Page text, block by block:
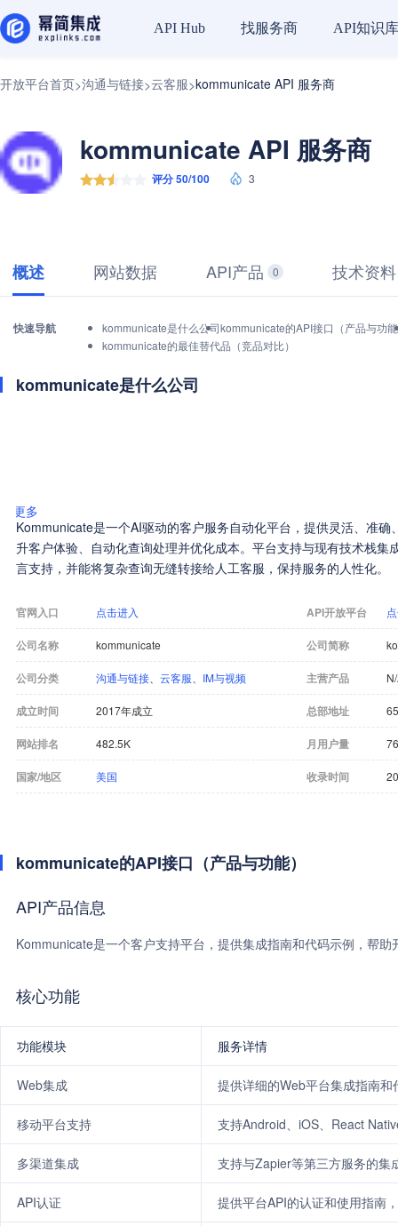
API Hub 找服务商 API知识库
开放平台首页>沟通与链接>云客服>kommunicate API 服务商
kommunicate API 服务商
评分 50/100 3
概述 网站数据 API产品 0 技术资料
快速导航 kommunicate是什么公司kommunicate的API接口（产品与功
kommunicate的最佳替代品（竞品对比）
kommunicate是什么公司
更多
Kommunicate是一个AI驱动的客户服务自动化平台，提供灵活、准
升客户体验、自动化查询处理并优化成本。平台支持与现有技术栈集
言支持，并能将复杂查询无缝转接给人工客服，保持服务的人性化。
官网入口 点击进入 API开放平台
公司名称 kommunicate 公司简称
公司分类 沟通与链接 云客服 IM与视频 主营产品
成立时间 2017年成立 总部地址
网站排名 482.5K 月用户量
国家/地区 美国 收录时间
kommunicate的API接口（产品与功能）
API产品信息
Kommunicate是一个客户支持平台，提供集成指南和代码示例，帮
核心功能
功能模块 服务详情
Web集成 提供详细的Web平台集成指南和
移动平台支持 支持Android、iOS、React
多渠道集成 支持与Zapier等第三方服务的集
API认证 提供平台API的认证和使用指南